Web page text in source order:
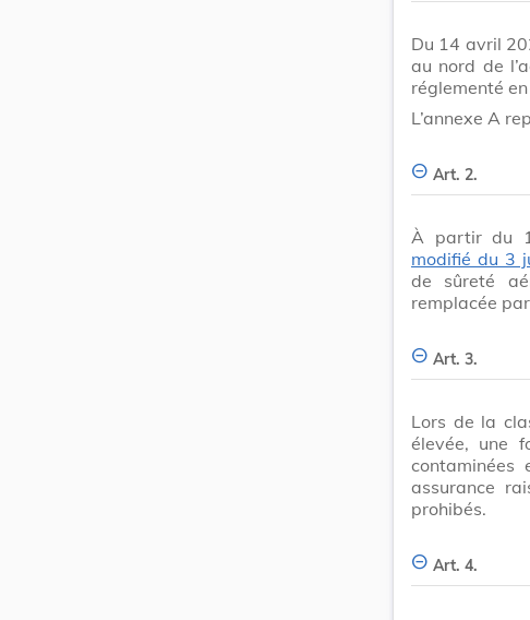
Du 14 avril
au nord de
réglementé
L’annexe A
Art. 2.
À partir du
modifié du 3
de sûreté
remplacée
Art. 3.
Lors de la
élevée, une
contaminées
assurance
prohibés.
Art. 4.